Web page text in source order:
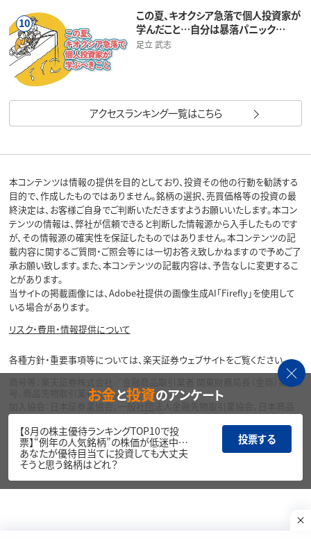
10
この夏、キオクシア急落で個人投資家が
学んだこと…自分は暴落パニック…
足立 武志
アクセスランキング一覧はこちら
本コンテンツは情報の提供を目的としており、投資その他の行動を勧誘する
目的で、作成したものではありません。銘柄の選択、売買価格等の投資の最
終決定は、お客様ご自身でご判断いただきますようお願いいたします。本コン
テンツの情報は、弊社が信頼できると判断した情報源から入手したものです
が、その情報源の確実性を保証したものではありません。本コンテンツの記
載内容に関するご質問・ご照会等には一切お答え致しかねますので予めご了
承お願い致します。また、本コンテンツの記載内容は、予告なしに変更するこ
とがあります。
当サイトの掲載画像には、Adobe社提供の画像生成AI「Firefly」を使用して
いる場合があります。
リスク・費用・情報提供について
各種方針・重要事項等については、楽天証券ウェブサイトをご覧ください。
商号等：楽天証券株式会社／金融商品取引業者 関東財務局長（金商）第195
号、商品先物取引業者
加入協会：日本証券業協会、一般社団法人金融先物取引業協会、日本商品
先物取引協会、一般社団法人第二種金融商品取引業協会、一般社団法人資
産運用業協会
Copyright©
1999-2026 Rakuten Securities, Inc. All
お金と投資のアンケート
【8月の株主優待ランキングTOP10で投
票】“例年の人気銘柄”の株価が低迷中…
あなたが優待目当てに投資しても大丈夫
そうと思う銘柄はどれ？
投票する